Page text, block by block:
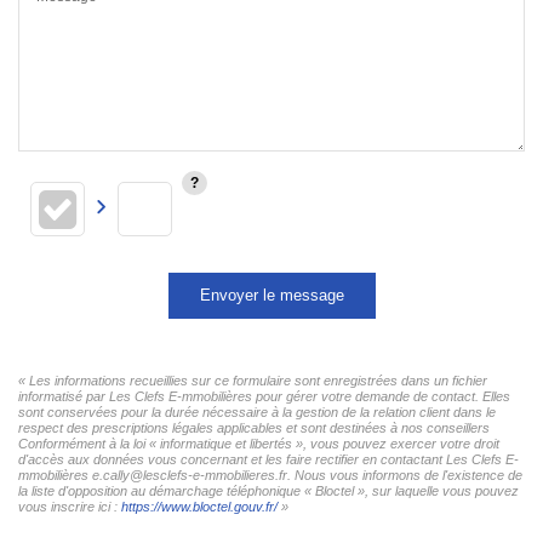
Envoyer le message
« Les informations recueillies sur ce formulaire sont enregistrées dans un fichier
informatisé par Les Clefs E-mmobilières pour gérer votre demande de contact. Elles
sont conservées pour la durée nécessaire à la gestion de la relation client dans le
respect des prescriptions légales applicables et sont destinées à nos conseillers
Conformément à la loi « informatique et libertés », vous pouvez exercer votre droit
d'accès aux données vous concernant et les faire rectifier en contactant Les Clefs E-
mmobilières e.cally@lesclefs-e-mmobilieres.fr. Nous vous informons de l'existence de
la liste d'opposition au démarchage téléphonique « Bloctel », sur laquelle vous pouvez
vous inscrire ici : https://www.bloctel.gouv.fr/»